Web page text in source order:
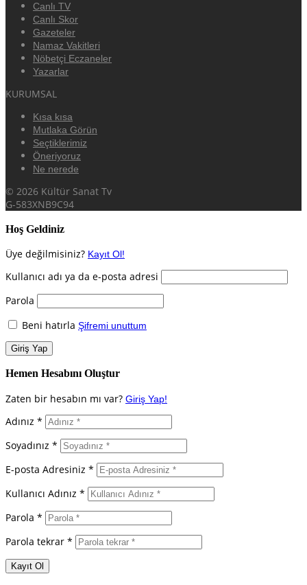
Canlı TV
Canlı Skor
Gazeteler
Namaz Vakitleri
Nöbetçi Eczaneler
Yazarlar
KURUMSAL
Kısa kısa
Mutlaka Görün
Seçtiklerimiz
Öneriyoruz
Ne nerede
© 2026 Kültür Sanat Tv
G-583XNB9C94
Hoş Geldiniz
Üye değilmisiniz? Kayıt Ol!
Kullanıcı adı ya da e-posta adresi
Parola
Beni hatırla Şifremi unuttum
Hemen Hesabını Oluştur
Zaten bir hesabın mı var? Giriş Yap!
Adınız *
Soyadınız *
E-posta Adresiniz *
Kullanıcı Adınız *
Parola *
Parola tekrar *